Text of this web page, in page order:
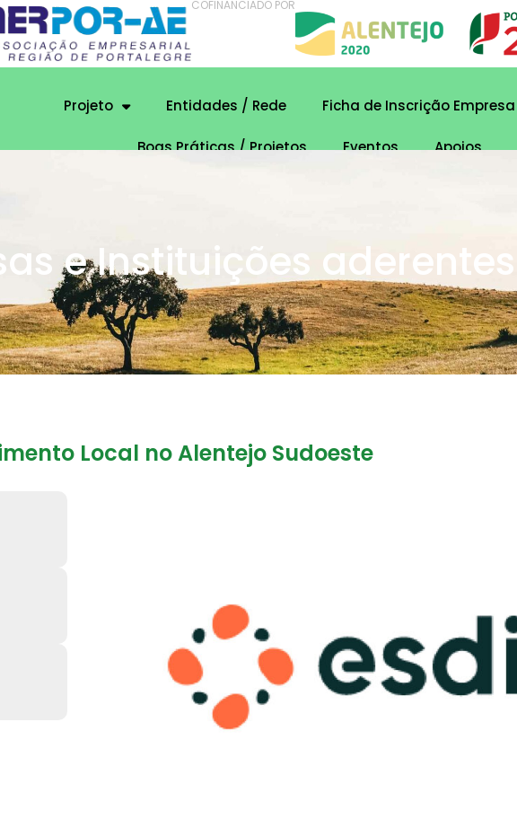
COFINANCIADO POR
Projeto Entidades / Rede Ficha de Inscrição Empresa
Boas Práticas / Projetos Eventos Apoios
e Instituições aderentes
Local no Alentejo Sudoeste